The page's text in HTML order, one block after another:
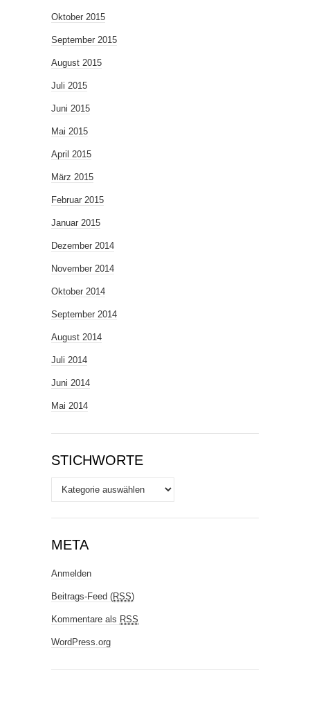
Oktober 2015
September 2015
August 2015
Juli 2015
Juni 2015
Mai 2015
April 2015
März 2015
Februar 2015
Januar 2015
Dezember 2014
November 2014
Oktober 2014
September 2014
August 2014
Juli 2014
Juni 2014
Mai 2014
STICHWORTE
Stichworte
META
Anmelden
Beitrags-Feed (RSS)
Kommentare als RSS
WordPress.org